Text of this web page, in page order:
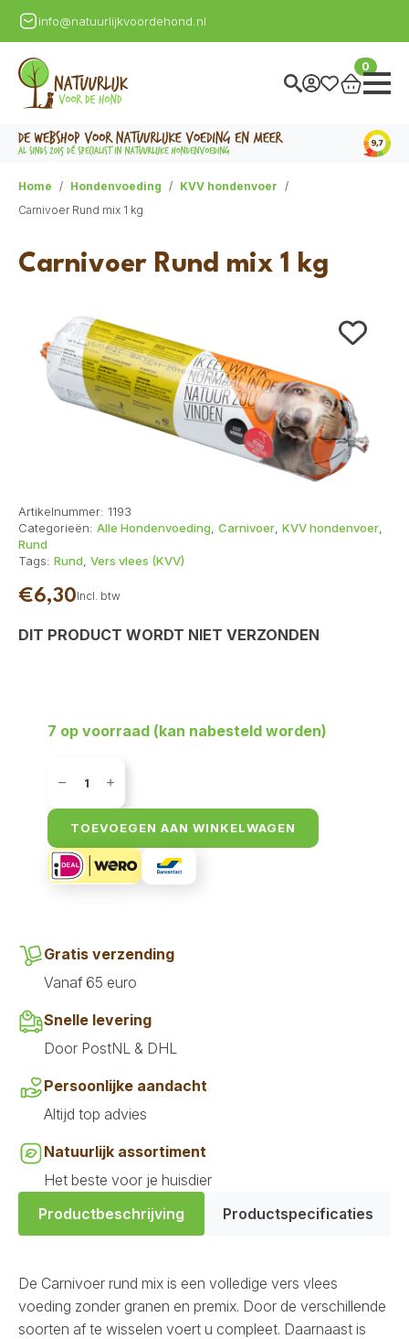
info@natuurlijkvoordehond.nl
0
Home Hondenvoeding
KVV hondenvoer
Carnivoer Rund mix 1 kg
Carnivoer Rund mix 1 kg
Artikelnummer: 1193
Categorieën: Alle Hondenvoeding Carnivoer KVV hondenvoer
Rund
Tags: Rund Vers vlees (KVV)
€6,30Incl. btw
DIT PRODUCT WORDT NIET VERZONDEN
7 op voorraad (kan nabesteld worden)
Rund
1
kg
aantalTOEVOEGEN AAN WINKELWAGEN
Gratis verzending
Vanaf 65 euro
Snelle levering
Door PostNL & DHL
Persoonlijke aandacht
Altijd top advies
Natuurlijk assortiment
Het beste voor je huisdier
Productbeschrijving
Productspecificaties
De Carnivoer rund mix is een volledige vers vlees
voeding zonder granen en premix. Door de verschillende
soorten af te wisselen voert u compleet. Daarnaast is